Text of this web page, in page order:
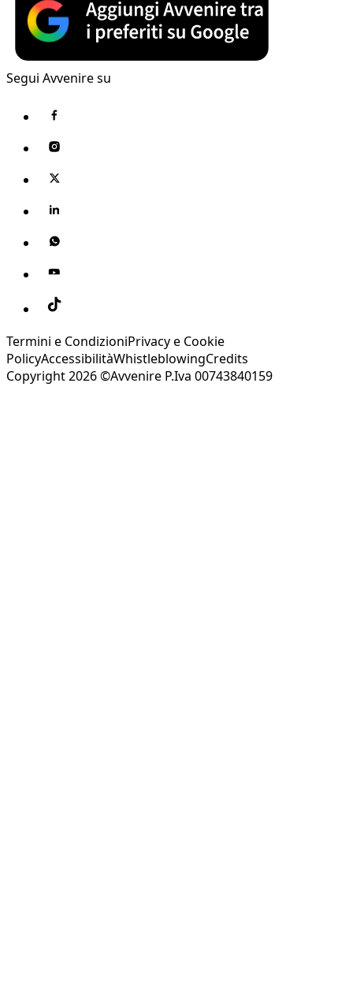
Segui Avvenire su
Termini e CondizioniPrivacy e Cookie
PolicyAccessibilitàWhistleblowingCredits
Copyright 2026 ©Avvenire P.Iva 00743840159